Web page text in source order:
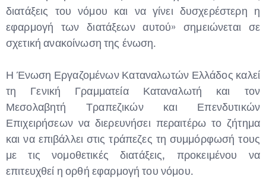
διατάξεις του νόμου και να γίνει δυσχερέστερη η
εφαρμογή των διατάξεων αυτού» σημειώνεται σε
σχετική ανακοίνωση της ένωση.
Η Ένωση Εργαζομένων Καταναλωτών Ελλάδος καλεί
τη Γενική Γραμματεία Καταναλωτή και τον
Μεσολαβητή Τραπεζικών και Επενδυτικών
Επιχειρήσεων να διερευνήσει περαιτέρω το ζήτημα
και να επιβάλλει στις τράπεζες τη συμμόρφωσή τους
με τις νομοθετικές διατάξεις, προκειμένου να
επιτευχθεί η ορθή εφαρμογή του νόμου.